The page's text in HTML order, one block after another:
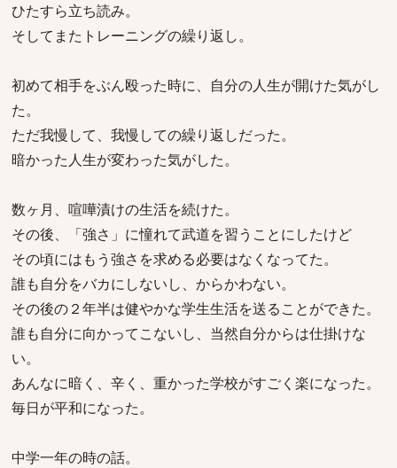
ひたすら立ち読み。
そしてまたトレーニングの繰り返し。
初めて相手をぶん殴った時に、自分の人生が開けた気がし
た。
ただ我慢して、我慢しての繰り返しだった。
暗かった人生が変わった気がした。
数ヶ月、喧嘩漬けの生活を続けた。
その後、「強さ」に憧れて武道を習うことにしたけど
その頃にはもう強さを求める必要はなくなってた。
誰も自分をバカにしないし、からかわない。
その後の２年半は健やかな学生生活を送ることができた。
誰も自分に向かってこないし、当然自分からは仕掛けな
い。
あんなに暗く、辛く、重かった学校がすごく楽になった。
毎日が平和になった。
中学一年の時の話。